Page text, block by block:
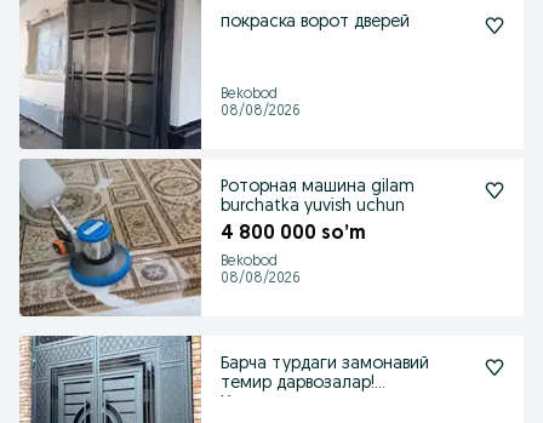
покраска ворот дверей
Bekobod
08/08/2026
Роторная машина gilam
burchatka yuvish uchun
4 800 000 so’m
Bekobod
08/08/2026
Барча турдаги замонавий
темир дарвозалар!